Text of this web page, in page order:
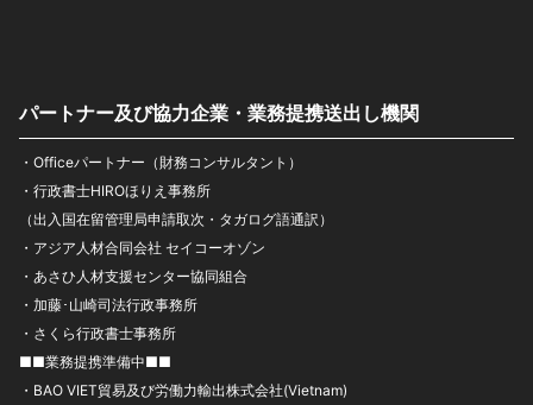
パートナー及び協力企業・業務提携送出し機関
・Officeパートナー（財務コンサルタント）
・行政書士HIROほりえ事務所
（出入国在留管理局申請取次・タガログ語通訳）
・アジア人材合同会社 セイコーオゾン
・あさひ人材支援センター協同組合
・加藤･山崎司法行政事務所
・さくら行政書士事務所
■■業務提携準備中■■
・BAO VIET貿易及び労働力輸出株式会社(Vietnam)